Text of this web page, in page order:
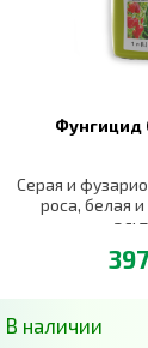
Фунгицид
Серая и
роса, белая и
В наличии